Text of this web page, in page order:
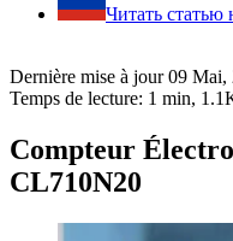
Читать статью
Dernière mise à jour 09 Mai,
Temps de lecture: 1 min,
Compteur
CL710N20